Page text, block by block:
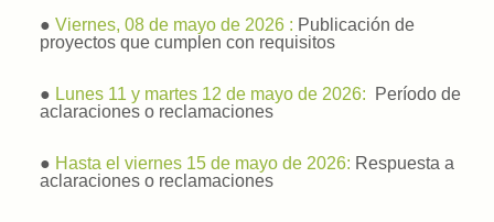
● Viernes, 08 de mayo de 2026 : Publicación de
proyectos que cumplen con requisitos
● Lunes 11 y martes 12 de mayo de 2026:
Período de
aclaraciones o reclamaciones
● Hasta el viernes 15 de mayo de 2026: Respuesta a
aclaraciones o reclamaciones